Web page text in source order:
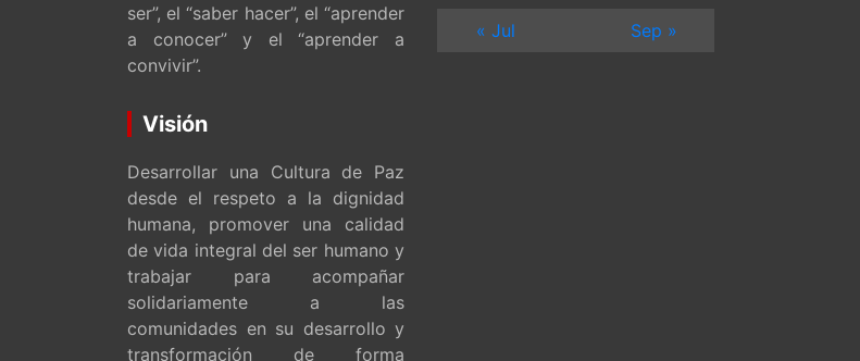
ser”, el “saber hacer”, el “aprender
a conocer” y el “aprender a
convivir”.
Visión
Desarrollar una Cultura de Paz
desde el respeto a la dignidad
humana, promover una calidad
de vida integral del ser humano y
trabajar para acompañar
solidariamente a las
comunidades en su desarrollo y
transformación de forma
« Jul
Sep »